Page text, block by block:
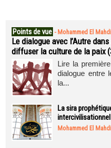
Points de vue - Mohammed El
Le dialogue avec l’Autre
diffuser la culture de la paix
Lire la
dialogue entre
la...
La sira
Mohammed El